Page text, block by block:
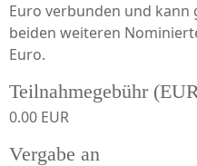
Euro verbunden und
beiden weiteren
Euro.
Teilnahmegebühr
0.00 EUR
Vergabe an